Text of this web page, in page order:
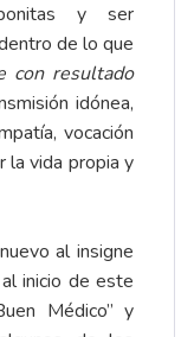
y ser
de lo que
con resultado
idónea,
vocación
la vida propia y
al insigne
inicio de este
Médico” y